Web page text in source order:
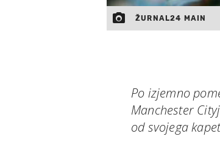
ŽURNAL24 MAIN
Po izjemno
Manchester
od svojega